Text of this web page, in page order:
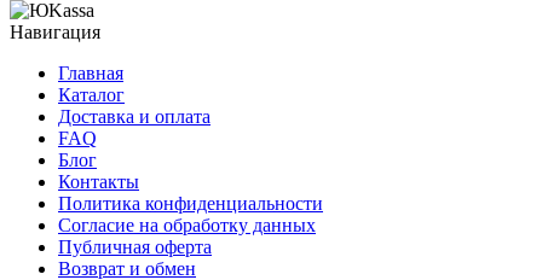
Навигация
Главная
Каталог
Доставка и оплата
FAQ
Блог
Контакты
Политика конфиденциальности
Согласие на обработку данных
Публичная оферта
Возврат и обмен